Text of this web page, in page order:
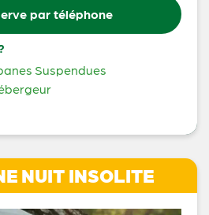
par téléphone
Suspendues
NUIT INSOLITE